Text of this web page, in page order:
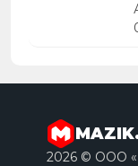
2026 © ООО